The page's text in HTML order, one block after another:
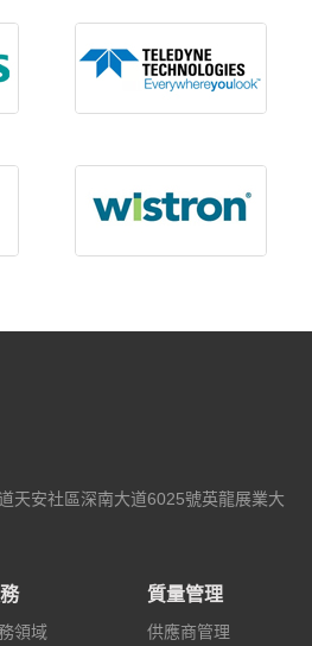
天安社區深南大道6025號英龍展業大
領域
質量管理
供應商管理